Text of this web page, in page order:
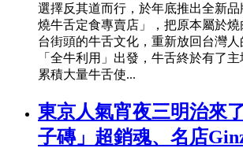
選擇反其道而行，於年底推出全新
燒牛舌定食專賣店」，把原本屬於
台街頭的牛舌文化，重新放回台灣
「全牛利用」出發，牛舌終於有了
累積大量牛舌使...
東京人氣宵夜三明治來
子磚」超銷魂、名店